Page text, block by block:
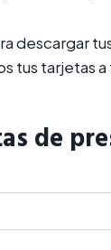
descargar
tus tarjetas
de